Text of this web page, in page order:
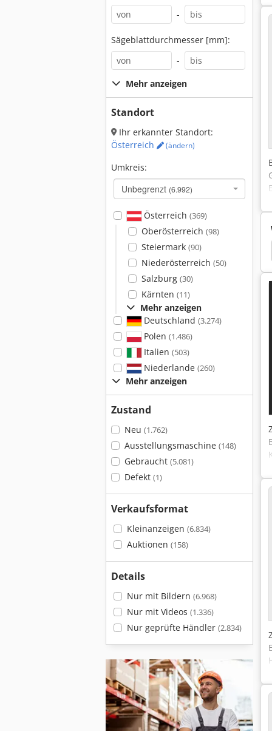
-
Sägeblattdurchmesser [mm]:
-
Mehr anzeigen
Standort
Ihr erkannter Standort:
Österreich
(ändern)
Umkreis:
Unbegrenzt (6.992)
Österreich (369)
Oberösterreich (98)
Steiermark (90)
Niederösterreich (50)
Salzburg (30)
Kärnten (11)
Mehr anzeigen
Deutschland (3.274)
Polen (1.486)
Italien (503)
Niederlande (260)
Mehr anzeigen
Zustand
Neu (1.762)
Ausstellungsmaschine (148)
Gebraucht (5.081)
Defekt (1)
Verkaufsformat
Kleinanzeigen (6.834)
Auktionen (158)
Details
Nur mit Bildern (6.968)
Nur mit Videos (1.336)
Nur geprüfte Händler (2.834)
Romer Schweissmaschine